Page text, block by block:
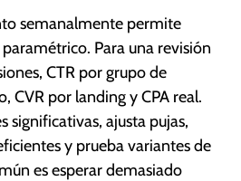
semanalmente permite
Para una revisión
CTR por grupo de
CVR por landing y CPA real.
significativas, ajusta pujas,
y prueba variantes de
es esperar demasiado